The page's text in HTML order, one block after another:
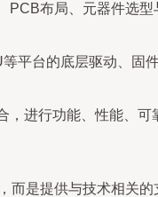
PCB布局、元器件选型
等平台的底层驱动、固
，进行功能、性能、可
而是提供与技术相关的